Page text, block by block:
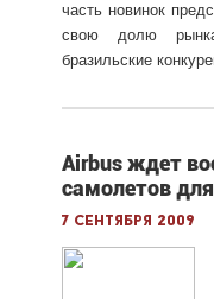
часть новинок
свою долю
бразильские
Airbus ждет
самолетов
7 сентября 2009